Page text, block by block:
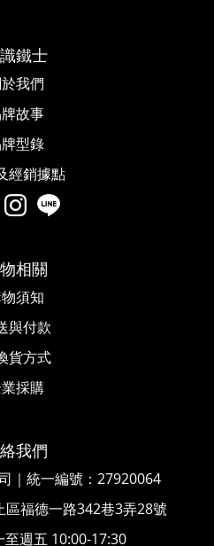
鐵士
我們
故事​
型錄
經銷據點
相關
須知
與付款
貨方式
採購
我們
｜統一編號 ： 27920064
區福德一路342巷3弄28號
週五 10:00-17:30